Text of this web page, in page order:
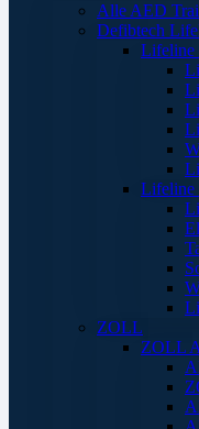
Alle AED
Defibtech
Lifeline
ZOLL
ZOLL